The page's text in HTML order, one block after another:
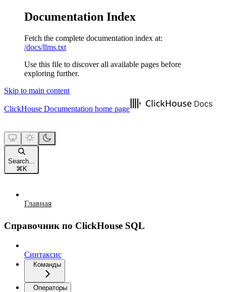
Documentation Index
Fetch the complete documentation index at:
/docs/llms.txt
Use this file to discover all available pages before
exploring further.
Skip to main content
ClickHouse Documentation home page
Search...
⌘ K
Главная
Справочник по ClickHouse SQL
Синтаксис
Команды
Операторы